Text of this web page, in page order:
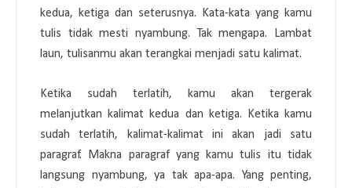
kedua, ketiga dan seterusnya. Kata-kata yang kamu
tulis tidak mesti nyambung. Tak mengapa. Lambat
laun, tulisanmu akan terangkai menjadi satu kalimat.
Ketika sudah terlatih, kamu akan tergerak
melanjutkan kalimat kedua dan ketiga. Ketika kamu
sudah terlatih, kalimat-kalimat ini akan jadi satu
paragraf. Makna paragraf yang kamu tulis itu tidak
langsung nyambung, ya tak apa-apa. Yang penting,